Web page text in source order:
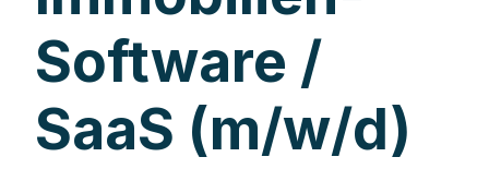
Software /
SaaS (m/w/d)